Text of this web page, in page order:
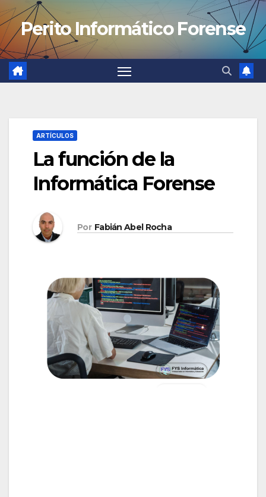
Saltar
al
contenido
Perito Informático Forense
ARTÍCULOS
La función de la
Informática Forense
Por Fabián Abel Rocha